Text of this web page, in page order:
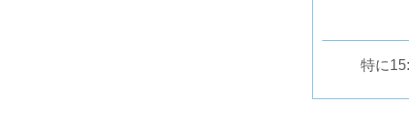
特に